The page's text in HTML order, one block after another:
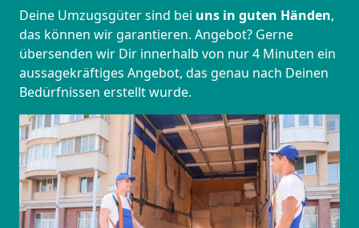
Deine Umzugsgüter sind bei uns in guten Händen,
das können wir garantieren. Angebot? Gerne
übersenden wir Dir innerhalb von nur 4 Minuten ein
aussagekräftiges Angebot, das genau nach Deinen
Bedürfnissen erstellt wurde.